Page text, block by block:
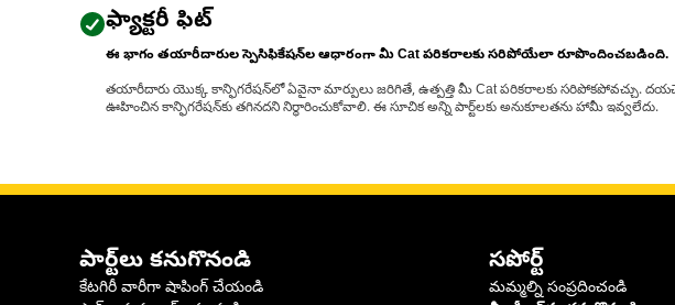
ఫ్యాక్టరీ ఫిట్
ఈ భాగం తయారీదారుల స్పెసిఫికేషన్‌ల ఆధారంగా మీ Cat పరికరాలకు సరిపోయేలా రూపొందించబడింది.
తయారీదారు యొక్క కాన్ఫిగరేషన్‌లో ఏవైనా మార్పులు జరిగితే, ఉత్పత్తి మీ Cat పరికరాలకు సరిపోకపోవచ్చు.
ఊహించిన కాన్ఫిగరేషన్‌కు తగినదని నిర్ధారించుకోవాలి. ఈ సూచిక అన్ని పార్ట్‌లకు అనుకూలతను హామీ ఇవ్వలేదు.
పార్ట్‌లు కనుగొనండి
కేటగిరీ వారీగా షాపింగ్ చేయండి
సపోర్ట్
మమ్మల్ని సంప్రదించండి